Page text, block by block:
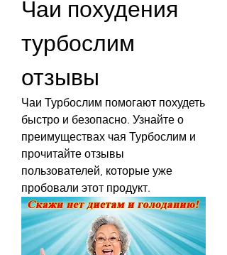
Чаи похудения
турбослим
отзывы
Чаи Турбослим помогают похудеть
быстро и безопасно. Узнайте о
преимуществах чая Турбослим и
прочитайте отзывы
пользователей, которые уже
пробовали этот продукт.